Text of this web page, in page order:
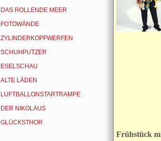
DAS ROLLENDE MEER
FOTOWÄNDE
ZYLINDERKOPFWERFEN
SCHUHPUTZER
ESELSCHAU
ALTE LÄDEN
LUFTBALLONSTARTRAMPE
DER NIKOLAUS
GLÜCKSTHOR
Frühstück